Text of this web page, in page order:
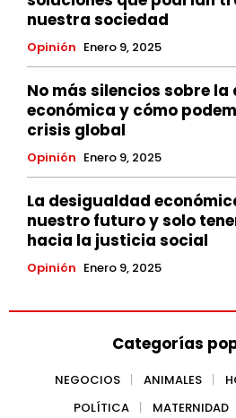
nuestra sociedad
Opinión Enero 9, 2025
No más silencios sobre
económica y cómo
crisis global
Opinión Enero 9, 2025
La desigualdad
nuestro futuro y solo
hacia la justicia social
Opinión Enero 9, 2025
Categorías
NEGOCIOS ANIMALES
POLÍTICA
MATERNIDAD